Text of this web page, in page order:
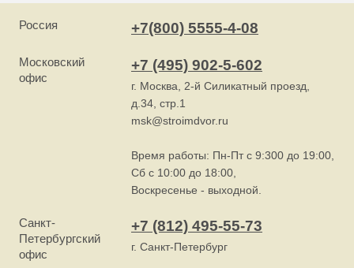
Россия +7(800) 5555-4-08
Московский
офис
+7 (495) 902-5-602
г. Москва, 2-й Силикатный проезд,
д.34, стр.1
msk@stroimdvor.ru
Время работы: Пн-Пт с 9:300 до 19:00,
Сб с 10:00 до 18:00,
Воскресенье - выходной.
Санкт-
Петербургский
офис
+7 (812) 495-55-73
г. Санкт-Петербург